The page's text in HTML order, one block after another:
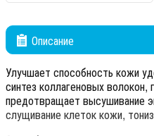
Описание
Улучшает способность кожи
синтез коллагеновых волокон,
предотвращает высушивание
слущивание клеток кожи,